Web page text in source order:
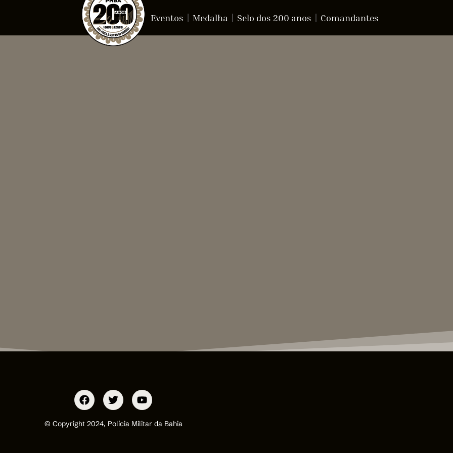
Eventos Medalha Selo dos 200 anos Comandantes
© Copyright 2024, Polícia Militar da Bahia